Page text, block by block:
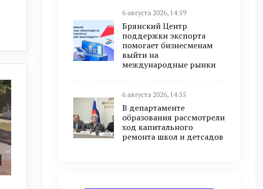
6 августа 2026, 14:59
Брянский Центр
поддержки экспорта
помогает бизнесменам
выйти на
международные рынки
6 августа 2026, 14:55
В департаменте
образования рассмотрели
ход капитального
ремонта школ и детсадов